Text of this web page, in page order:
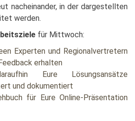
nacheinander, in der dargestellten
werden.
für Mittwoch:
Experten und Regionalvertretern
erhalten
Eure Lösungsansätze
und dokumentiert
für Eure Online-Präsentation